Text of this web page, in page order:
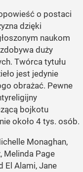
o postaci
dzięki
naukom
duży
Twórca tytułu
jest jedynie
obrażać. Pewne
bojkotu
około 4 tys. osób.
Monaghan,
Melinda Page
El Alami, Jane